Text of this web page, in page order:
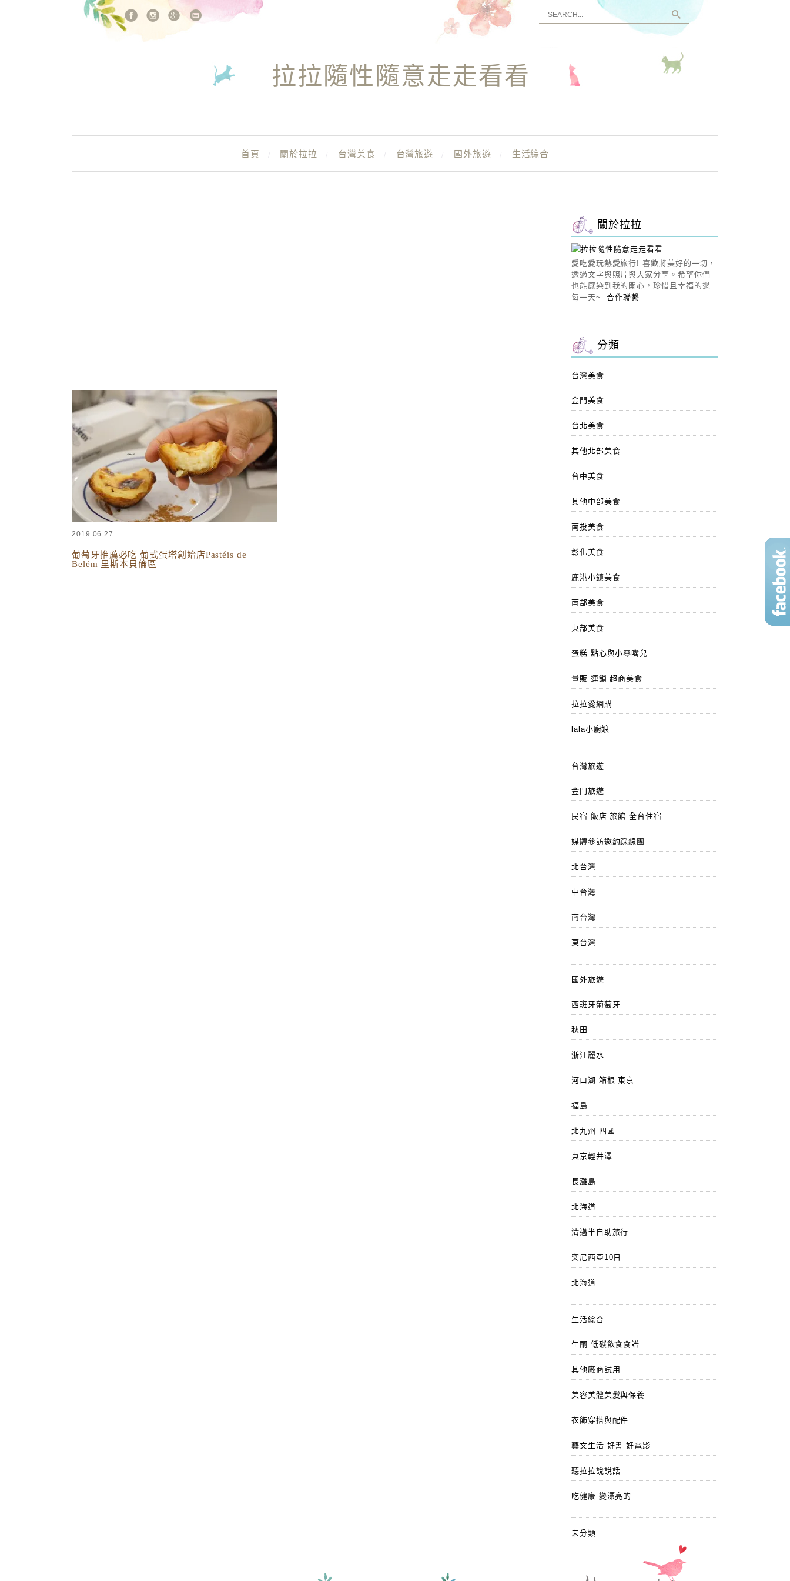
站內搜尋
拉拉隨性隨意走走看看
首頁 關於拉拉 台灣美食 台灣旅遊 國外旅遊 生活綜合
2019.06.27
葡萄牙推薦必吃 葡式蛋塔創始店Pastéis de
Belém 里斯本貝倫區
關於拉拉
愛吃愛玩熱愛旅行! 喜歡將美好的一切，
透過文字與照片與大家分享。希望你們
也能感染到我的開心，珍惜且幸福的過
每一天~合作聯繫
分類
台灣美食
金門美食
台北美食
其他北部美食
台中美食
其他中部美食
南投美食
彰化美食
鹿港小鎮美食
南部美食
東部美食
蛋糕 點心與小零嘴兒
量販 連鎖 超商美食
拉拉愛網購
lala小廚娘
台灣旅遊
金門旅遊
民宿 飯店 旅館 全台住宿
媒體參訪邀約踩線團
北台灣
中台灣
南台灣
東台灣
國外旅遊
西班牙葡萄牙
秋田
浙江麗水
河口湖 箱根 東京
福島
北九州 四國
東京輕井澤
長灘島
北海道
清邁半自助旅行
突尼西亞10日
北海道
生活綜合
生酮 低碳飲食食譜
其他廠商試用
美容美體美髮與保養
衣飾穿搭與配件
藝文生活 好書 好電影
聽拉拉說說話
吃健康 變漂亮的
未分類